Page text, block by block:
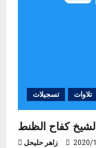
تسجيلات تلاوات
كفاح الظنط
زاهر حليحل 2020/